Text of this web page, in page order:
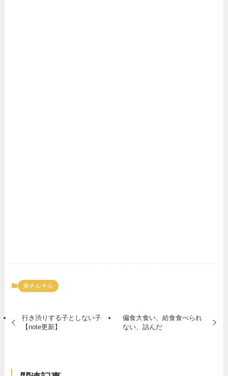
弟チルチル
行き渋りする子としない子
【note更新】
偏食大食い、給食食べられ
ない、詰んだ